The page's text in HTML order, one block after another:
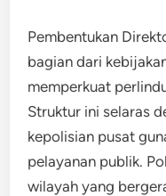
Pembentukan
bagian dari
memperkuat
Struktur ini selaras
kepolisian pusat
pelayanan publik.
wilayah yang